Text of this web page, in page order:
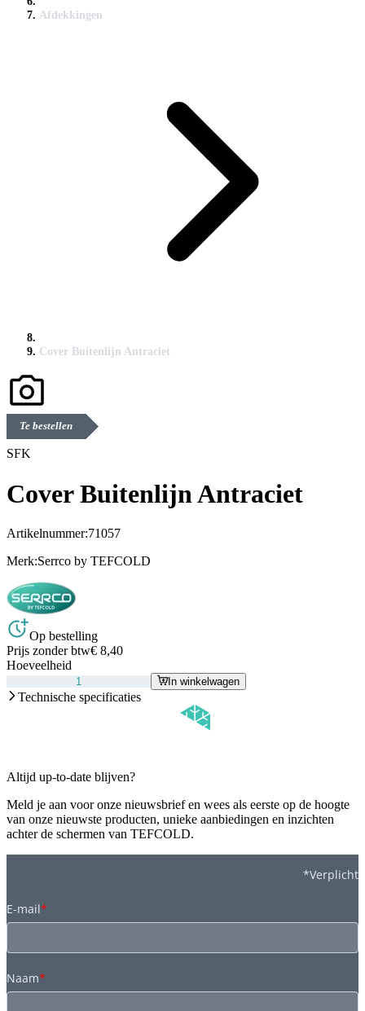
Afdekkingen
Cover Buitenlijn Antraciet
Te bestellen
SFK
Cover Buitenlijn Antraciet
Artikelnummer:71057
Merk:Serrco by TEFCOLD
Op bestelling
Prijs zonder btw€ 8,40
Hoeveelheid
In winkelwagen
Technische specificaties
Altijd up-to-date blijven?
Meld je aan voor onze nieuwsbrief en wees als eerste op de hoogte
van onze nieuwste producten, unieke aanbiedingen en inzichten
achter de schermen van TEFCOLD.
*Verplicht
E-mail*
Naam*